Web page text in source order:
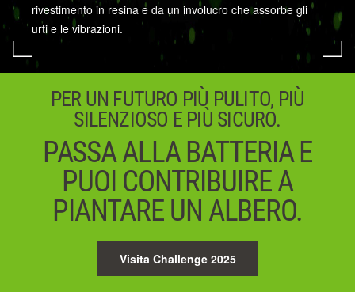
rivestimento in resina e da un involucro che assorbe gli
urti e le vibrazioni.
PER UN FUTURO PIÙ PULITO, PIÙ
SILENZIOSO E PIÙ SICURO.
PASSA ALLA BATTERIA E
PUOI CONTRIBUIRE A
PIANTARE UN ALBERO.
Visita Challenge 2025